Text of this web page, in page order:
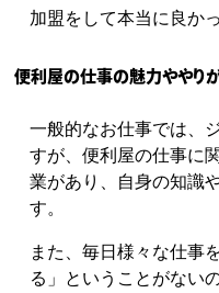
加盟をして本当に良か
便利屋の仕事の魅力ややり
一般的なお仕事では、
すが、便利屋の仕事に
業があり、自身の知識
す。
また、毎日様々な仕事
る」ということがない